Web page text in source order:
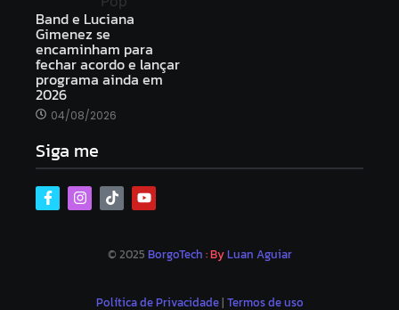
Band e Luciana
Gimenez se
encaminham para
fechar acordo e lançar
programa ainda em
2026
04/08/2026
Siga me
© 2025 BorgoTech : ByLuan Aguiar
Política de Privacidade| Termos de uso